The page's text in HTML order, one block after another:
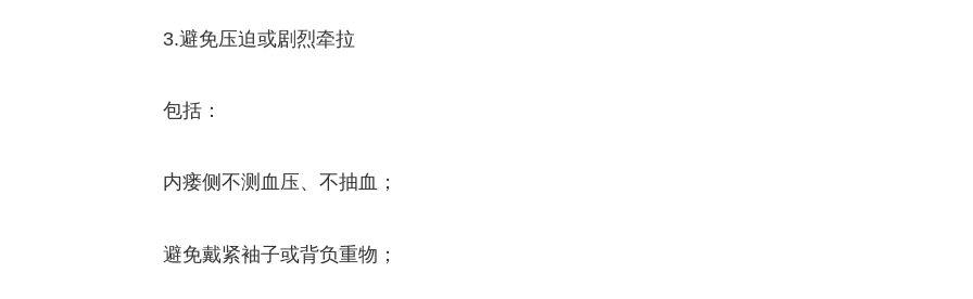
3.避免压迫或剧烈牵拉
包括：
内瘘侧不测血压、不抽血；
避免戴紧袖子或背负重物；